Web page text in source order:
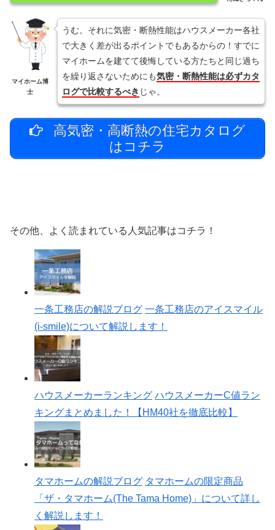
マイホーム博
士
うむ。それに気密・断熱性能はハウスメーカー各社
で大きく差が出るポイントでもあるからの！すでに
マイホームを建てて後悔している方たちと同じ過ち
を繰り返さないためにも気密・断熱性能は必ずカタ
ログで比較するべき じゃ。
高気密・高断熱の住宅カタログ
はコチラ
その他、よく読まれている人気記事はコチラ！